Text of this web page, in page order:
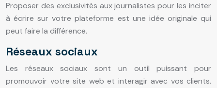
Proposer des exclusivités aux journalistes pour les inciter
à écrire sur votre plateforme est une idée originale qui
peut faire la différence.
Réseaux sociaux
Les réseaux sociaux sont un outil puissant pour
promouvoir votre site web et interagir avec vos clients.